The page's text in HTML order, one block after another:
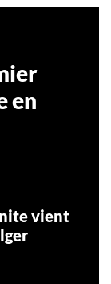
en
vient